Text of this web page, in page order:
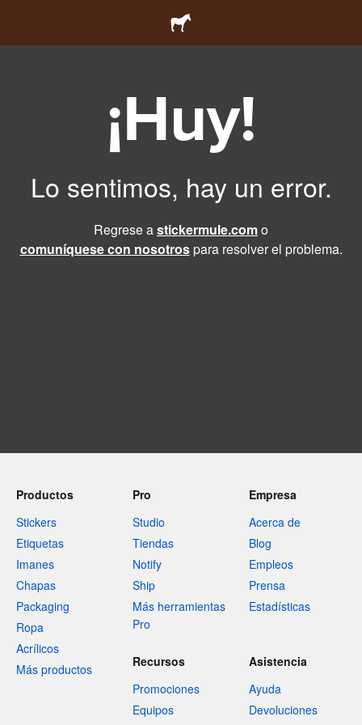
¡Huy!
Lo sentimos, hay un error.
Regrese astickermule.como
comuníquese con nosotrospara resolver el problema.
Productos
Stickers
Etiquetas
Imanes
Chapas
Packaging
Ropa
Acrílicos
Más productos
Pro
Studio
Tiendas
Notify
Ship
Más herramientas
Pro
Empresa
Acerca de
Blog
Empleos
Prensa
Estadísticas
Recursos
Promociones
Equipos
Asistencia
Ayuda
Devoluciones